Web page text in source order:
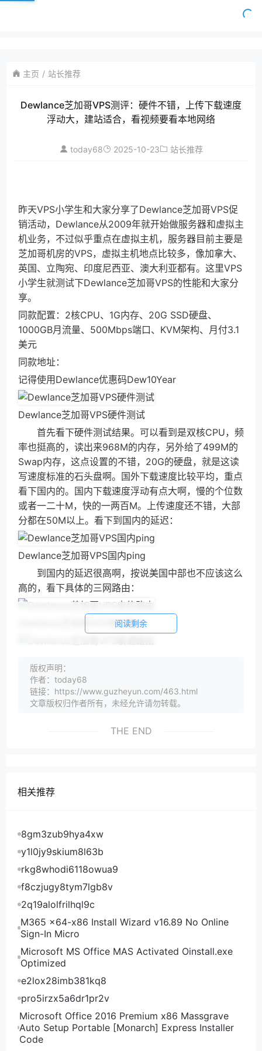
主页 站长推荐
Dewlance芝加哥VPS测评：硬件不错，上传下载速度
浮动大，建站适合，看视频要看本地网络
today68 2025-10-23 站长推荐
昨天VPS小学生和大家分享了Dewlance芝加哥VPS促
销活动，Dewlance从2009年就开始做服务器和虚拟主
机业务，不过似乎重点在虚拟主机，服务器目前主要是
芝加哥机房的VPS，虚拟主机地点比较多，像加拿大、
英国、立陶宛、印度尼西亚、澳大利亚都有。这里VPS
小学生就测试下Dewlance芝加哥VPS的性能和大家分
享。
同款配置：2核CPU、1G内存、20G SSD硬盘、
1000GB月流量、500Mbps端口、KVM架构、月付3.1
美元
同款地址：
记得使用Dewlance优惠码Dew10Year
Dewlance芝加哥VPS硬件测试
首先看下硬件测试结果。可以看到是双核CPU，频
率也挺高的，读出来968M的内存，另外给了499M的
Swap内存，这点设置的不错，20G的硬盘，就是这读
写速度标准的石头盘啊。国外下载速度比较平均，重点
看下国内的。国内下载速度浮动有点大啊，慢的个位数
或者一二十M，快的一两百M。上传速度还不错，大部
分都在50M以上。看下到国内的延迟：
Dewlance芝加哥VPS国内ping
到国内的延迟很高啊，按说美国中部也不应该这么
高的，看下具体的三网路由：
Dewlance芝加哥VPS电信路由
Dewlance芝加哥VPS移动路由
可以看到虽然是直连的，但是路由走的节点都很
多，而且可以看到是广播的荷兰IP，倒是挺少见的。电
Dewlance芝加哥VPS看youtube
测试，各个测试点上传速度浮动比较大，还是要看本地
网络的。因为内存硬盘都不小，可以用来搭建网站，就
安装个宝塔面板试试：
Dewlance芝加哥VPS安装宝塔面板
可以看到是2核的CPU，还有800多M内存的剩
余，还有18G硬盘的剩余。虽然之前测试硬盘是石头
盘，不过安装宝塔的速度倒是挺快的，用来搭建网站还
是不错的。
阅读剩余
版权声明：
作者：today68
链接：https://www.guzheyun.com/463.html
文章版权归作者所有，未经允许请勿转载。
THE END
相关推荐
8gm3zub9hya4xw
y1l0jy9skium8l63b
rkg8whodi6118owua9
f8czjugy8tym7lgb8v
2q19alolfrilhql9c
M365 x64-x86 Install Wizard v16.89 No Online
Sign-In Micro
Microsoft MS Office MAS Activated Oinstall.exe
Optimized
e2lox28imb381kq8
pro5irzx5a6dr1pr2v
Microsoft Office 2016 Premium x86 Massgrave
Auto Setup Portable [Monarch] Express Installer
Code